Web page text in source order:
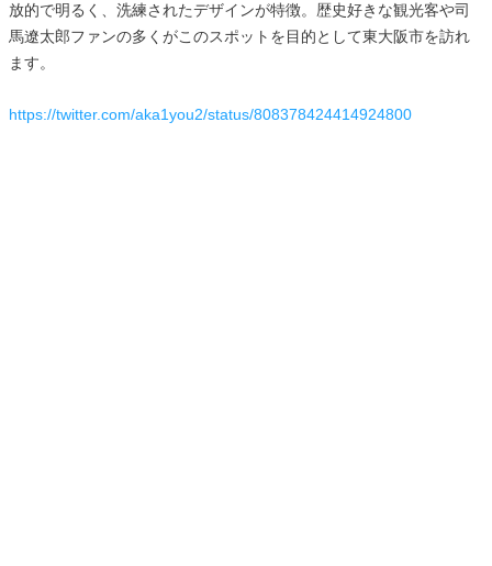
放的で明るく、洗練されたデザインが特徴。歴史好きな観光客や司
馬遼太郎ファンの多くがこのスポットを目的として東大阪市を訪れ
ます。
https://twitter.com/aka1you2/status/808378424414924800